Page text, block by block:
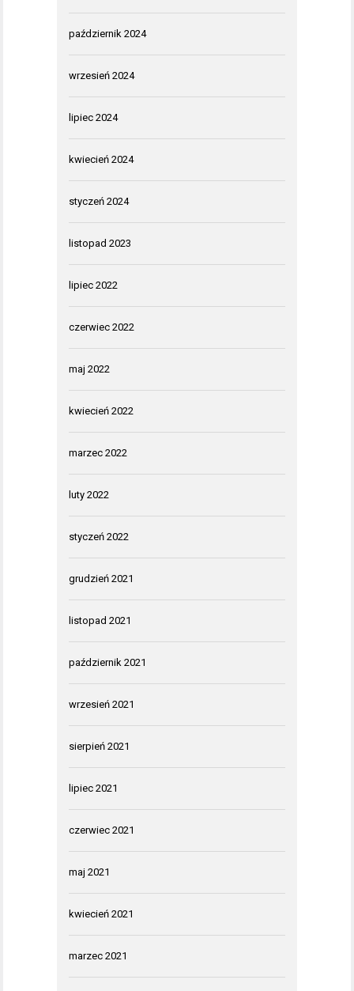
październik 2024
wrzesień 2024
lipiec 2024
kwiecień 2024
styczeń 2024
listopad 2023
lipiec 2022
czerwiec 2022
maj 2022
kwiecień 2022
marzec 2022
luty 2022
styczeń 2022
grudzień 2021
listopad 2021
październik 2021
wrzesień 2021
sierpień 2021
lipiec 2021
czerwiec 2021
maj 2021
kwiecień 2021
marzec 2021